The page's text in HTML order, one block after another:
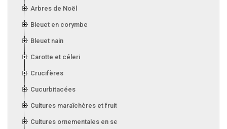
Arbres de Noël
Bleuet en corymbe
Bleuet nain
Carotte et céleri
Crucifères
Cucurbitacées
Cultures maraîchères et fruitières en serre
Cultures ornementales en serre